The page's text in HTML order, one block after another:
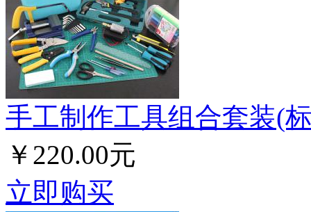
手工制作工具组合套装(
￥220.00元
立即购买